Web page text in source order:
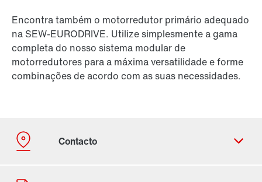
Encontra também o motorredutor primário adequado
na SEW-EURODRIVE. Utilize simplesmente a gama
completa do nosso sistema modular de
motorredutores para a máxima versatilidade e forme
combinações de acordo com as suas necessidades.